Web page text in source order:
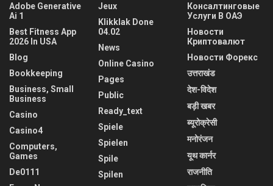
Adobe Generative
Ai 1
Best Fitness App
2026 In USA
Blog
Bookkeeping
Business, Small
Business
Casino
Casino4
Computers,
Games
De0111
Jeux
Klikklak Done
04.02
News
Online Casino
Pages
Public
Ready_text
Spiele
Spielen
Spile
Spilen
Консалтинговые
Услуги В ОАЭ
Новости
Криптовалют
Новости Форекс
उत्तराखंड
देश-विदेश
बड़ी खबर
ब्यूरोक्रेसी
मनोरंजन
यूथ कार्नर
राजनीति